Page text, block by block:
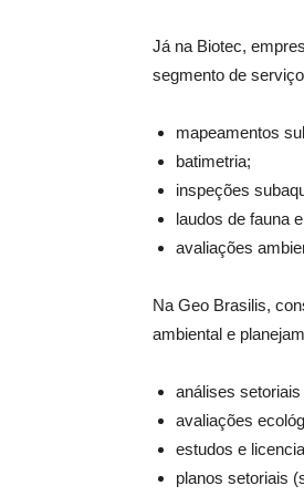
Já na Biotec,
segmento de
mapeamentos
batimetria;
inspeções
laudos de fauna
avaliações
Na Geo Brasilis,
ambiental e
análises
avaliações
estudos e
planos setoriais